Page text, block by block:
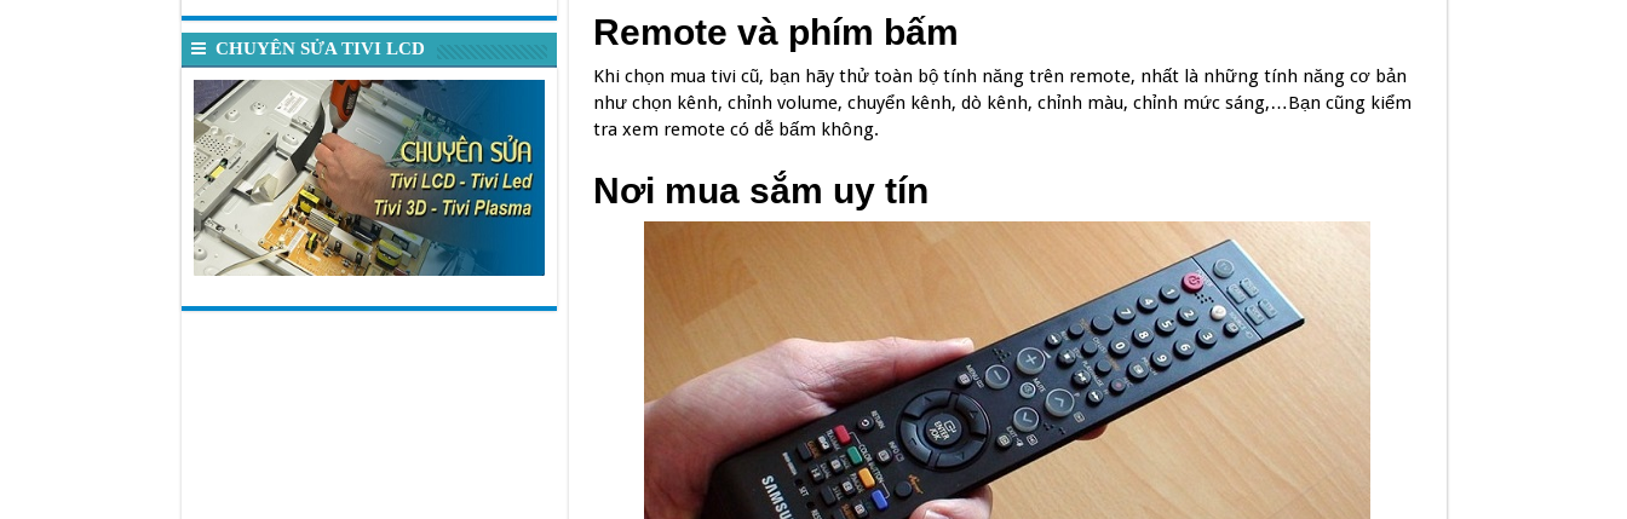
Remote và phím bấm
Khi chọn mua tivi cũ, bạn hãy thử toàn bộ tính năng trên remote, nhất là những tính năng cơ bản
như chọn kênh, chỉnh volume, chuyển kênh, dò kênh, chỉnh màu, chỉnh mức sáng,…Bạn cũng kiểm
tra xem remote có dễ bấm không.
Nơi mua sắm uy tín
CHUYÊN SỬA TIVI LCD